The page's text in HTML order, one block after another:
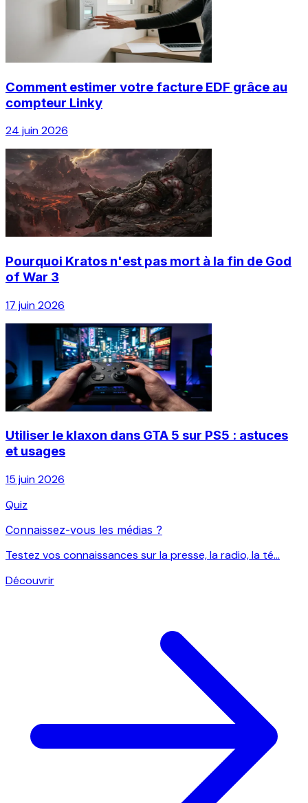
Comment estimer votre facture EDF grâce au
compteur Linky
24 juin 2026
Pourquoi Kratos n'est pas mort à la fin de God
of War 3
17 juin 2026
Utiliser le klaxon dans GTA 5 sur PS5 : astuces
et usages
15 juin 2026
Quiz
Connaissez-vous les médias ?
Testez vos connaissances sur la presse, la radio, la té...
Découvrir